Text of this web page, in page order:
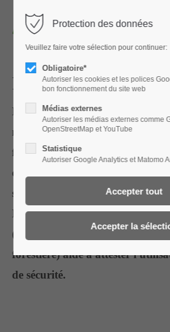
Für den Zugang zu
Konto melden Sie
an:
Identifiant
Register|Lost your password?
Preneurs de licence
Lors de l'attribution de travaux
mandataires publics, il est
fournir un justificatif attestant
en pratique des règles en
sécurité au travail et de
L'indication du numéro de
(la Solution par branche pour
forestière) aide à attester
de sécurité.
Protection des données
Veuillez faire votre sélection pour continuer:
Obligatoire*
Autoriser les cookies et les polices
bon fonctionnement du site web
Médias externes
Autoriser les médias externes comme
OpenStreetMap et YouTube
Statistique
Autoriser Google Analytics et Matomo